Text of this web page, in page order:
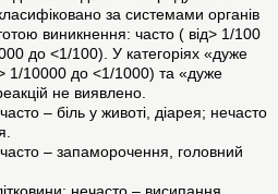
за системами органів
виникнення: часто ( від> 1/100
до <1/100). У категоріях «дуже
1/10000 до <1/1000) та «дуже
не виявлено.
– біль у животі, діарея; нечасто
– запаморочення, головний